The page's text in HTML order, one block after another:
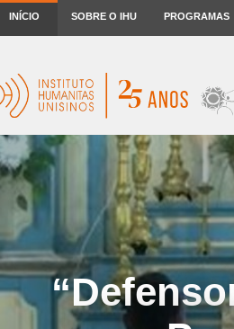
INÍCIO SOBRE O IHU PROGRAMAS